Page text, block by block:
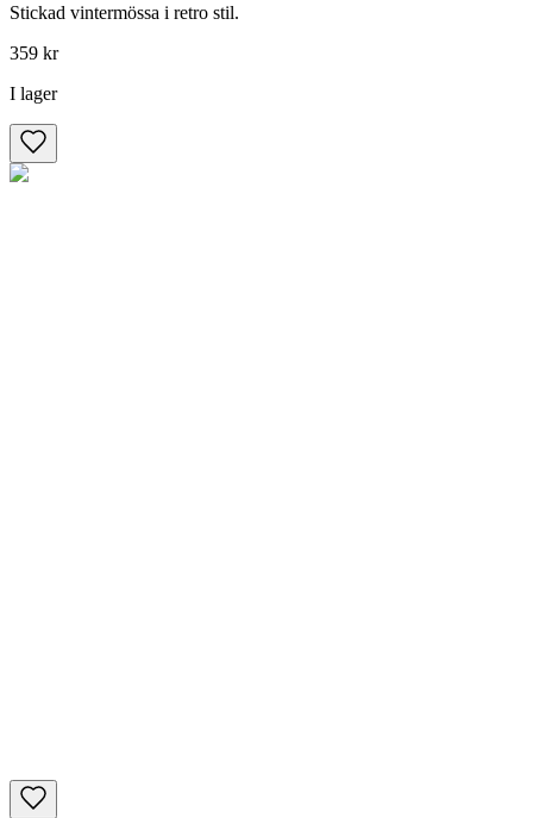
Stickad vintermössa i retro stil.
359 kr
I lager